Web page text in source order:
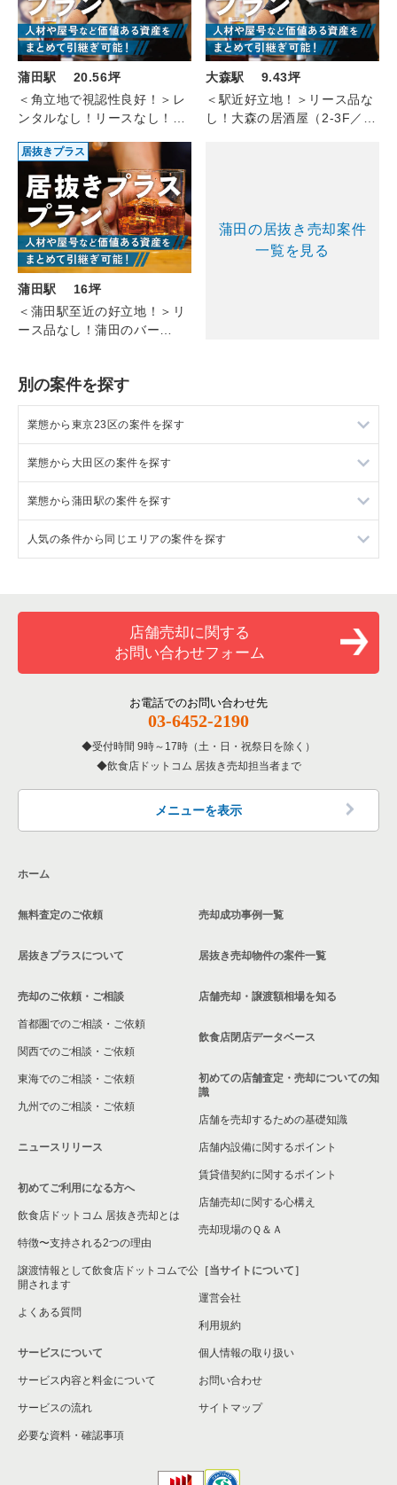
蒲田駅 20.56坪
＜角立地で視認性良好！＞レ
ンタルなし！リースなし！蒲
(6F/20.56坪)
大森駅 9.43坪
＜駅近好立地！＞リース品な
し！大森の居酒屋（2-3F／
居抜きプラス
蒲田駅 16坪
＜蒲田駅至近の好立地！＞リ
ース品なし！蒲田のバー
蒲田の居抜き売却案件
一覧を見る
別の案件を探す
業態から東京23区の案件を探す
東京23区のラーメンの居抜き売却物件の案件一覧
東京23区のフランス料理の居抜き売却物件の案件一覧
東京23区のイタリア料理の居抜き売却物件の案件一覧
東京23区のそば・うどんの居抜き売却物件の案件一覧
東京23区の寿司の居抜き売却物件の案件一覧
東京23区の鉄板焼き・お好み焼の居抜き売却物件の案件一覧
東京23区のアジア料理の居抜き売却物件の案件一覧
東京23区のカフェの居抜き売却物件の案件一覧
東京23区のお弁当・惣菜・デリの居抜き売却物件の案件一覧
東京23区のカラオケ・パブ・スナックの居抜き売却物件の案件
覧
東京23区の和食の居抜き売却物件の案件一覧
東京23区の洋食の居抜き売却物件の案件一覧
東京23区のその他の居抜き売却物件の案件一覧
業態から大田区の案件を探す
大田区のラーメンの居抜き売却物件の案件一覧
大田区のイタリア料理の居抜き売却物件の案件一覧
大田区のそば・うどんの居抜き売却物件の案件一覧
大田区の焼肉の居抜き売却物件の案件一覧
大田区のアジア料理の居抜き売却物件の案件一覧
大田区のカフェの居抜き売却物件の案件一覧
大田区のテイクアウトの居抜き売却物件の案件一覧
大田区のカラオケ・パブ・スナックの居抜き売却物件の案件一
大田区の洋食の居抜き売却物件の案件一覧
大田区のその他の居抜き売却物件の案件一覧
業態から蒲田駅の案件を探す
蒲田駅のラーメンの居抜き売却物件の案件一覧
蒲田駅の中華の居抜き売却物件の案件一覧
蒲田駅の焼肉の居抜き売却物件の案件一覧
蒲田駅のアジア料理の居抜き売却物件の案件一覧
蒲田駅のカフェの居抜き売却物件の案件一覧
蒲田駅のテイクアウトの居抜き売却物件の案件一覧
蒲田駅の居酒屋・ダイニングバーの居抜き売却物件の案件一覧
蒲田駅のその他の居抜き売却物件の案件一覧
人気の条件から同じエリアの案件を探す
大田区の1階の飲食店の居抜き売却物件の案件一覧
蒲田駅の1階の飲食店の居抜き売却物件の案件一覧
店舗売却に関する
お問い合わせフォーム
お電話でのお問い合わせ先
03-6452-2190
受付時間 9時～17時（土・日・祝祭日を除く）
飲食店ドットコム 居抜き売却担当者まで
メニューを表示
ホーム
無料査定のご依頼
居抜きプラスについて
売却のご依頼・ご相談
首都圏でのご相談・ご依頼
関西でのご相談・ご依頼
東海でのご相談・ご依頼
九州でのご相談・ご依頼
ニュースリリース
初めてご利用になる方へ
飲食店ドットコム 居抜き売却とは
特徴〜支持される2つの理由
譲渡情報として飲食店ドットコムで公
開されます
よくある質問
サービスについて
サービス内容と料金について
サービスの流れ
必要な資料・確認事項
売却成功事例一覧
居抜き売却物件の案件一覧
店舗売却・譲渡額相場を知る
飲食店閉店データベース
初めての店舗査定・売却についての知
識
店舗を売却するための基礎知識
店舗内設備に関するポイント
賃貸借契約に関するポイント
店舗売却に関する心構え
売却現場のＱ＆Ａ
［当サイトについて］
運営会社
利用規約
個人情報の取り扱い
お問い合わせ
サイトマップ